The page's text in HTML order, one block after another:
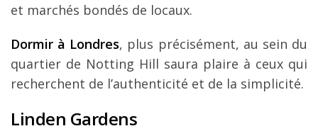
et marchés bondés de locaux.
Dormir à Londres, plus précisément, au sein du
quartier de Notting Hill saura plaire à ceux qui
recherchent de l’authenticité et de la simplicité.
Linden Gardens